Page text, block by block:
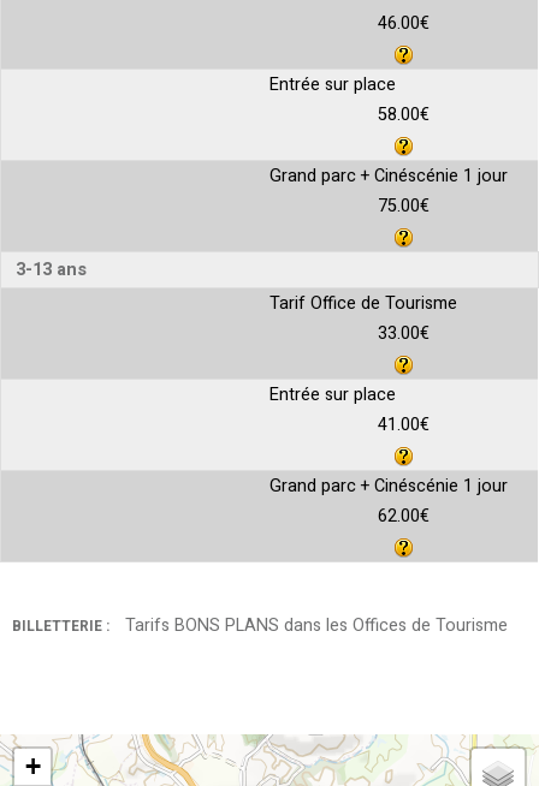
46.00€
Entrée sur place
58.00€
Grand parc + Cinéscénie 1 jour
75.00€
3-13 ans
Tarif Office de Tourisme
33.00€
Entrée sur place
41.00€
Grand parc + Cinéscénie 1 jour
62.00€
BILLETTERIE : Tarifs BONS PLANS dans les Offices de Tourisme
+